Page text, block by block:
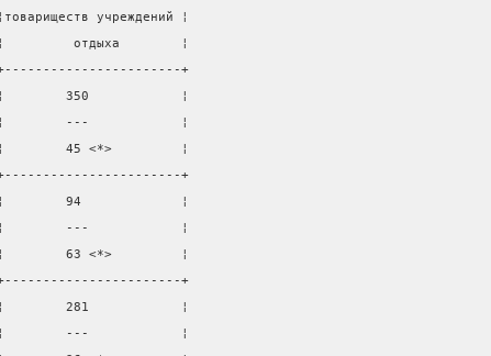
учреждений ¦
отдыха        ¦
+
¦        350            ¦
---            ¦
45 <*>         ¦
+
¦        94             ¦
---            ¦
63 <*>         ¦
+
¦        281            ¦
---            ¦